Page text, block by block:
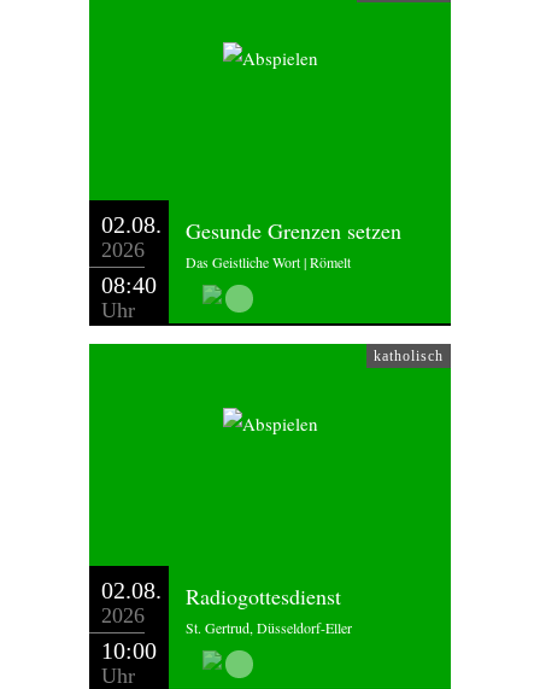
02.08.
2026
08:40
Uhr
Gesunde Grenzen setzen
Das Geistliche Wort | Römelt
katholisch
02.08.
2026
10:00
Uhr
Radiogottesdienst
St. Gertrud, Düsseldorf-Eller